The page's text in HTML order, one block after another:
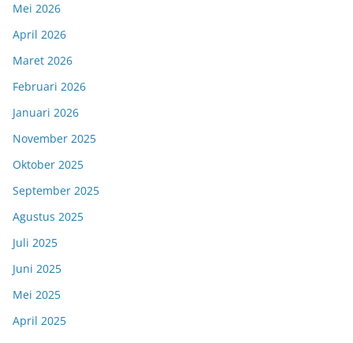
Mei 2026
April 2026
Maret 2026
Februari 2026
Januari 2026
November 2025
Oktober 2025
September 2025
Agustus 2025
Juli 2025
Juni 2025
Mei 2025
April 2025